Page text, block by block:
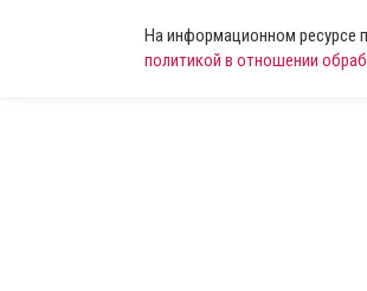
На информационном ресурсе
политикой в отношении